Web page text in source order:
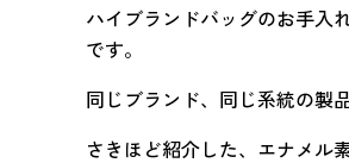
ハイブランドバッグのお手入
です。
同じブランド、同じ系統の製
さきほど紹介した、エナメル